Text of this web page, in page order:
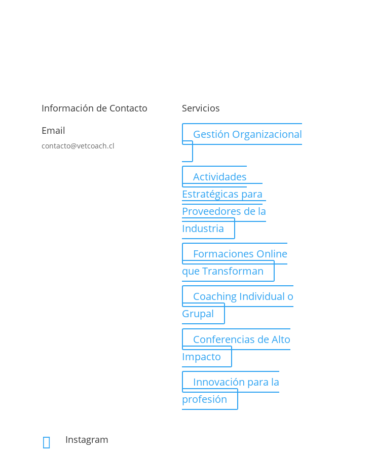
Información de Contacto
Email
contacto@vetcoach.cl
Servicios
Gestión Organizacional
Actividades
Estratégicas para
Proveedores de la
Industria
Formaciones Online
que Transforman
Coaching Individual o
Grupal
Conferencias de Alto
Impacto
Innovación para la
profesión
 Instagram